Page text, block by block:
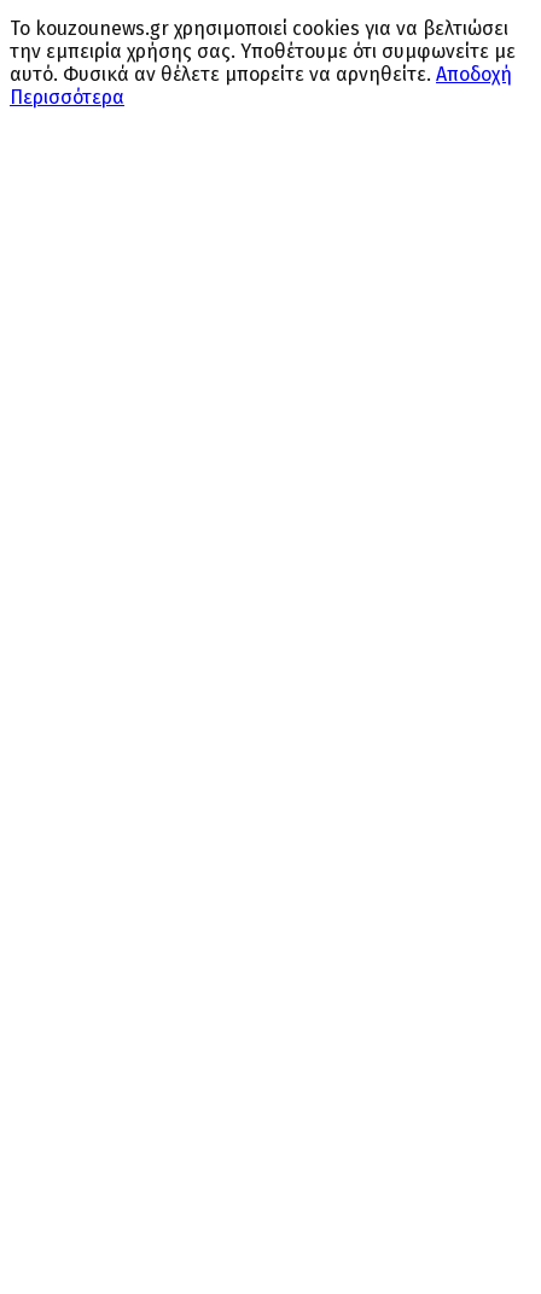
Το kouzounews.gr χρησιμοποιεί cookies για να βελτιώσει
την εμπειρία χρήσης σας. Υποθέτουμε ότι συμφωνείτε με
αυτό. Φυσικά αν θέλετε μπορείτε να αρνηθείτε. Αποδοχή
Περισσότερα